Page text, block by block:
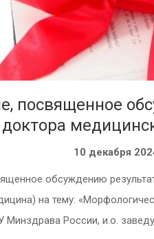
посвященное
10 декабря
обсуждению
на тему:
Минздрава России, и.о.